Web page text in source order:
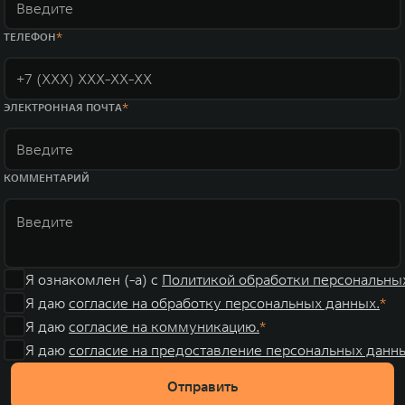
ТЕЛЕФОН
ЭЛЕКТРОННАЯ ПОЧТА
КОММЕНТАРИЙ
Я ознакомлен (-а) с Политикой обработки
Я даю согласие на обработку персональных данных.
Я даю согласие на коммуникацию.
Я даю согласие на предоставление персональных
Отправить